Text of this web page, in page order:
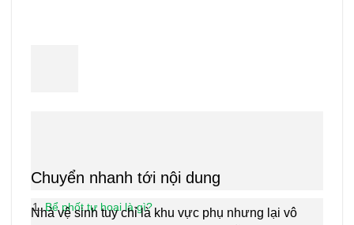
Chuyển nhanh tới nội dung
Bể phốt tự hoại là gì?
Nhà vệ sinh tuy chỉ là khu vực phụ nhưng lại vô